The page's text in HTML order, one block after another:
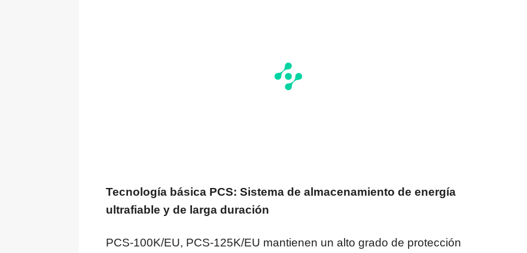
Tecnología básica PCS: Sistema de almacenamiento de energía
ultrafiable y de larga duración
PCS-100K/EU, PCS-125K/EU mantienen un alto grado de protección